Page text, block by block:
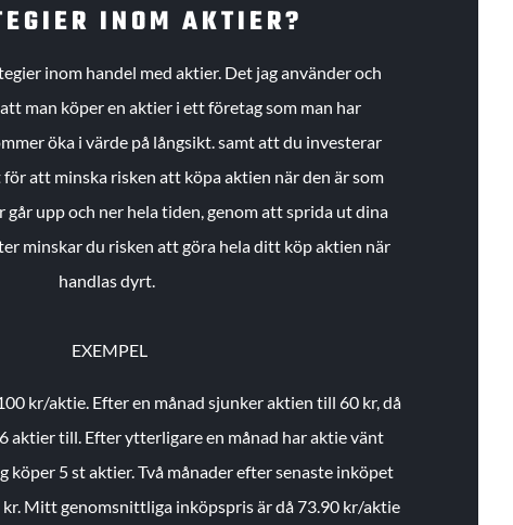
INOM AKTIER?
inom handel med aktier. Det jag använder och
man köper en aktier i ett företag som man har
öka i värde på långsikt. samt att du investerar
att minska risken att köpa aktien när den är som
går upp och ner hela tiden, genom att sprida ut dina
minskar du risken att göra hela ditt köp aktien när
handlas dyrt.
EXEMPEL
kr/aktie. Efter en månad sjunker aktien till 60 kr, då
aktier till. Efter ytterligare en månad har aktie vänt
köper 5 st aktier.Två månader efter senaste inköpet
Mitt genomsnittliga inköpspris är då 73.90 kr/aktie